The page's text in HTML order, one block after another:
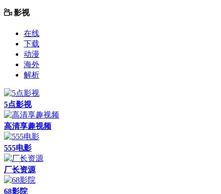
影视
在线
下载
动漫
海外
解析
5点影视
高清享趣视频
555电影
厂长资源
68影院